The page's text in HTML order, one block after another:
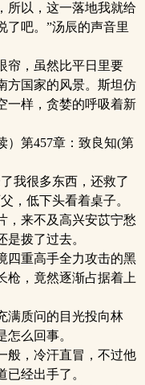
所以，这一落地我就给
了吧。”汤辰的声音里
帘，虽然比平日里要
方国家的风景。斯坦仿
一样，贪婪的呼吸着新
第457章：致良知(第
我很多东西，还救了
，低下头看着桌子。
，来不及高兴安苡宁愁
拨了过去。
四重高手全力攻击的黑
枪，竟然逐渐占据着上
满质问的目光投向林
么回事。
般，冷汗直冒，不过他
经出手了。